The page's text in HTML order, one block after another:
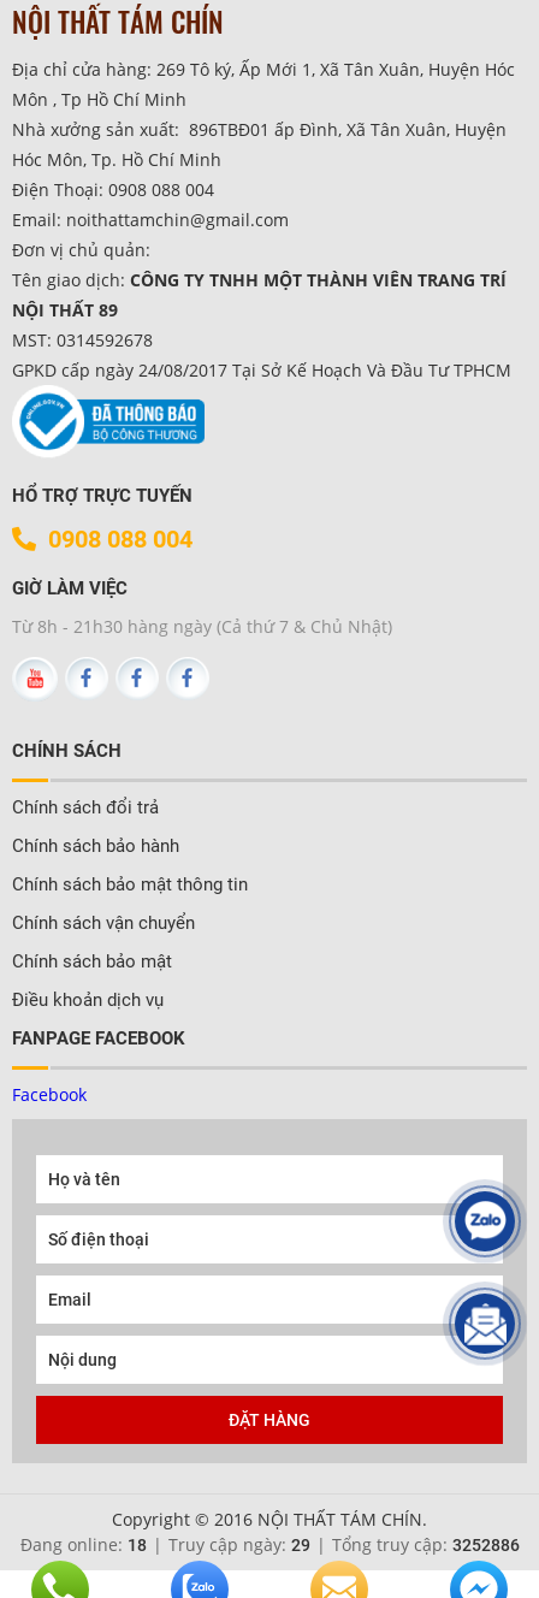
NỘI THẤT TÁM CHÍN
Địa chỉ cửa hàng: 269 Tô ký, Ấp Mới 1, Xã Tân Xuân, Huyện Hóc
Môn , Tp Hồ Chí Minh
Nhà xưởng sản xuất: 896TBĐ01 ấp Đình, Xã Tân Xuân, Huyện
Hóc Môn, Tp. Hồ Chí Minh
Điện Thoại: 0908 088 004
Email: noithattamchin@gmail.com
Đơn vị chủ quản:
Tên giao dịch: CÔNG TY TNHH MỘT THÀNH VIÊN TRANG TRÍ
NỘI THẤT 89
MST: 0314592678
GPKD cấp ngày 24/08/2017 Tại Sở Kế Hoạch Và Đầu Tư TPHCM
HỔ TRỢ TRỰC TUYẾN
0908 088 004
GIỜ LÀM VIỆC
Từ 8h - 21h30 hàng ngày (Cả thứ 7 & Chủ Nhật)
CHÍNH SÁCH
Chính sách đổi trả
Chính sách bảo hành
Chính sách bảo mật thông tin
Chính sách vận chuyển
Chính sách bảo mật
Điều khoản dịch vụ
FANPAGE FACEBOOK
Facebook
Copyright © 2016 NỘI THẤT TÁM CHÍN.
Đang online: 18 | Truy cập ngày: 29 | Tổng truy cập: 3252886